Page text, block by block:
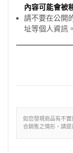
內容可能會被
請不要在公開
址等個人資訊。
如您發現商品有不
合銷售之情形，請提